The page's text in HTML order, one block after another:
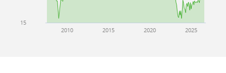
2010 2015 2020 2025
15